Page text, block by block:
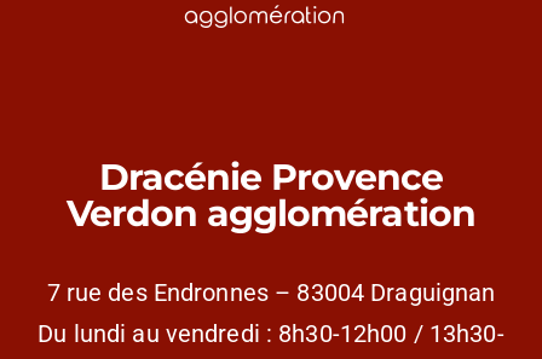
Dracénie Provence
Verdon agglomération
7 rue des Endronnes – 83004 Draguignan
Du lundi au vendredi : 8h30-12h00 / 13h30-